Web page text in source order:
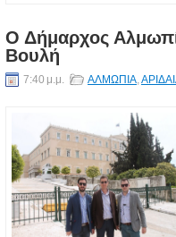
Ο Δήμαρχος
Βουλή
7:40 μ.μ. ΑΛΜΩΠΙΑ,